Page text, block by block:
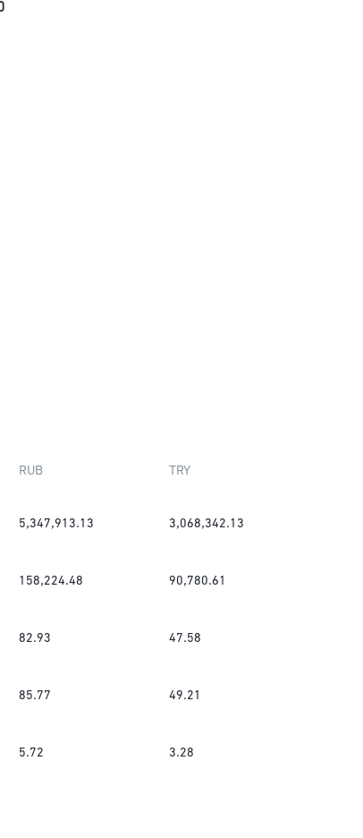
RUB TRY
5,347,913.13 3,068,342.13
158,224.48 90,780.61
82.93 47.58
85.77 49.21
5.72 3.28